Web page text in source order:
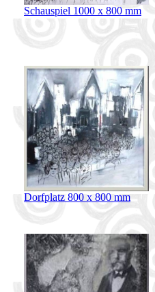
Schauspiel 1000 x 800 mm
Dorfplatz 800 x 800 mm